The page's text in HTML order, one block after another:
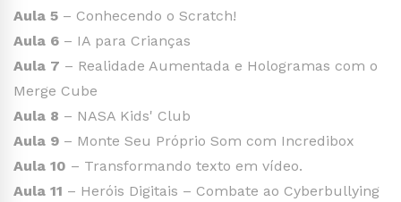
Aula 5 – Conhecendo o Scratch!
Aula 6 – IA para Crianças
Aula 7 – Realidade Aumentada e Hologramas com o
Merge Cube
Aula 8 – NASA Kids' Club
Aula 9 – Monte Seu Próprio Som com Incredibox
Aula 10 – Transformando texto em vídeo.
Aula 11 – Heróis Digitais – Combate ao Cyberbullying